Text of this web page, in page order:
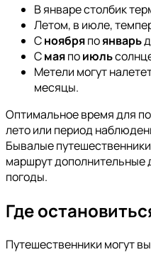
В январе столбик
Летом, в июле,
Сноябряпоянварь
Смаяпоиюль
Метели могут
месяцы.
Оптимальное время для
лето или период
Бывалые
маршрут дополнительные
погоды.
Где
Путешественники могут